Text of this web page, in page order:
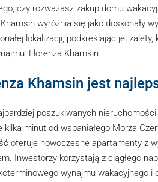
czy rozważasz zakup domu
wyróżnia się jako doskonały
lokalizacji, podkreślając jej
Florenza Khamsin
Khamsin jest
poszukiwanych
kilka minut od wspaniałego Morza
oferuje nowoczesne apartamenty z
Inwestorzy korzystają z ciągłego
wynajmu wakacyjnego